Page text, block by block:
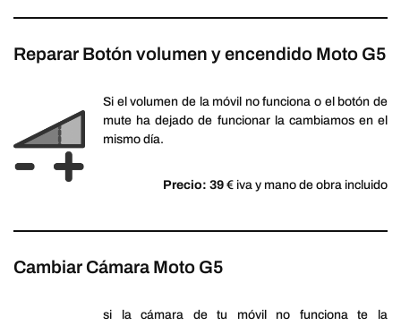
Reparar Botón volumen y encendido Moto G5
Si el volumen de la móvil no funciona o el botón de
mute ha dejado de funcionar la cambiamos en el
mismo día.
Precio: 39 € iva y mano de obra incluido
Cambiar Cámara Moto G5
si la cámara de tu móvil no funciona te la